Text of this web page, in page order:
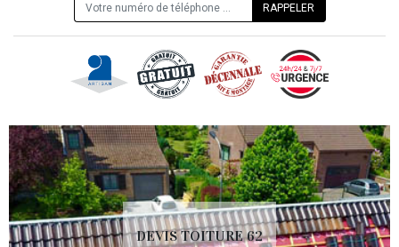
DEVIS TOITURE 62